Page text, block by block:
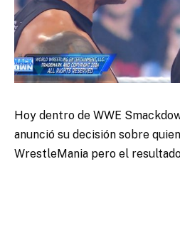
Hoy dentro de WWE
anunció su decisión sobre
WrestleMania pero el